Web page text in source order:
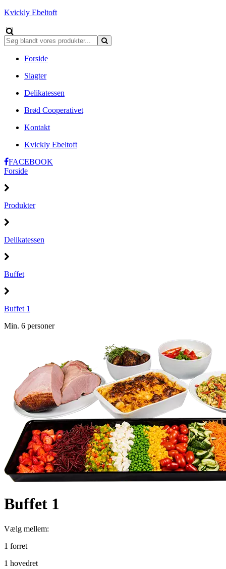
Kvickly Ebeltoft
Forside
Slagter
Delikatessen
Brød Cooperativet
Kontakt
Kvickly Ebeltoft
FACEBOOK
Forside
Produkter
Delikatessen
Buffet
Buffet 1
Min. 6 personer
Buffet 1
Vælg mellem:
1 forret
1 hovedret